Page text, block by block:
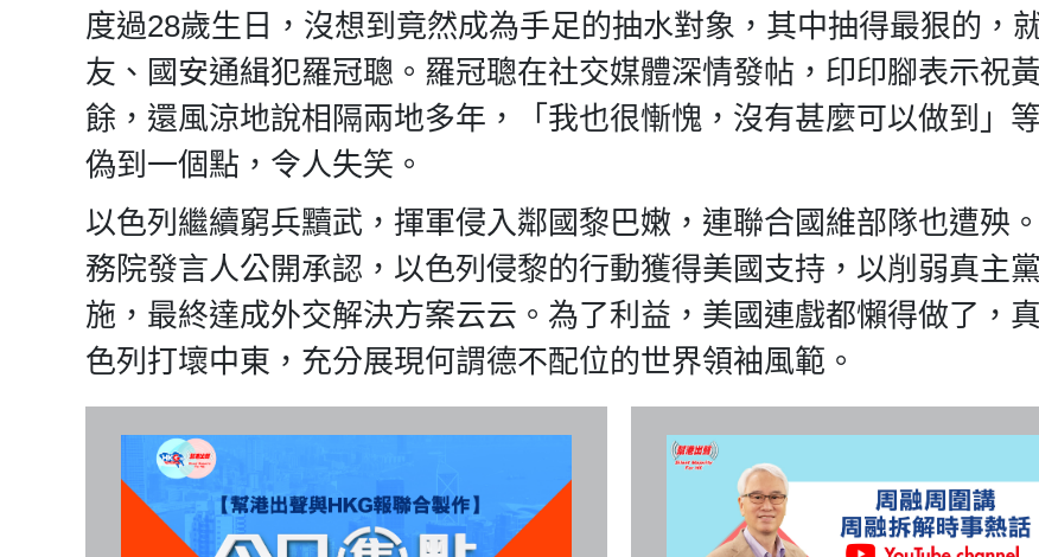
度過28歲生日，沒想到竟然成為手足的抽水對象，其中抽得最狠的，
友、國安通緝犯羅冠聰。羅冠聰在社交媒體深情發帖，印印腳表示祝
餘，還風涼地說相隔兩地多年，「我也很慚愧，沒有甚麼可以做到」
偽到一個點，令人失笑。
以色列繼續窮兵黷武，揮軍侵入鄰國黎巴嫩，連聯合國維部隊也遭殃
務院發言人公開承認，以色列侵黎的行動獲得美國支持，以削弱真主
施，最終達成外交解決方案云云。為了利益，美國連戲都懶得做了，
色列打壞中東，充分展現何謂德不配位的世界領袖風範。